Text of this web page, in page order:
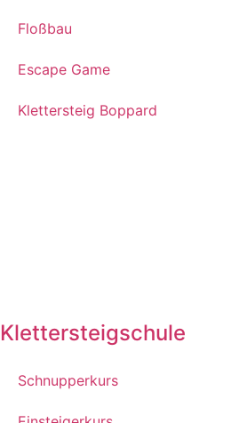
Floßbau
Escape Game
Klettersteig Boppard
Klettersteigschule
Schnupperkurs